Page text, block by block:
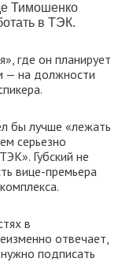
Тимошенко
в ТЭК.
где он планирует
— на должности
бы лучше «лежать
серьезно
Губский не
вице-премьера
в
отвечает,
подписать